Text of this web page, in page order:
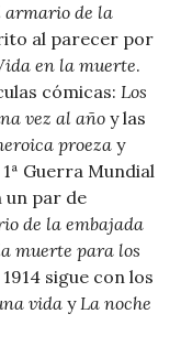
armario de la
al parecer por
en la muerte.
cómicas: Los
vez al año y las
proeza y
Guerra Mundial
un par de
de la embajada
muerte para los
sigue con los
vida yLa noche